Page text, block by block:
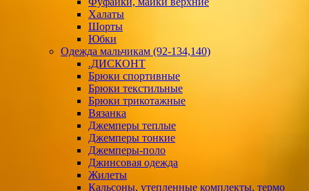
Халаты
Шорты
Юбки
Одежда мальчикам (92-134,140)
.ДИСКОНТ
Брюки спортивные
Брюки текстильные
Брюки трикотажные
Вязанка
Джемперы теплые
Джемперы тонкие
Джемперы-поло
Джинсовая одежда
Жилеты
Кальсоны, утепленные комплекты, термо